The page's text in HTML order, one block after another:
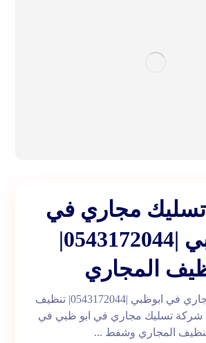
مجاري في
ابوظبي |0543172044|
المجاري
شركة تسليك مجاري في ابوظبي |0543172044| تنظيف
شركة تسليك مجاري في ابو ظبي في
المجاري وشفط ...